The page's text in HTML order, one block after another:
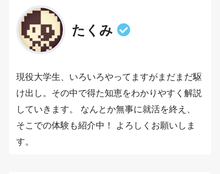
たくみ
現役大学生、いろいろやってますがまだまだ駆
け出し。その中で得た知恵をわかりやすく解説
していきます。 なんとか無事に就活を終え、
そこでの体験も紹介中！ よろしくお願いしま
す。